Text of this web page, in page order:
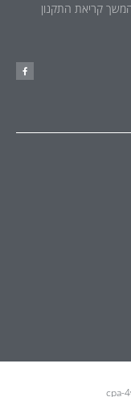
קריאת התקנון